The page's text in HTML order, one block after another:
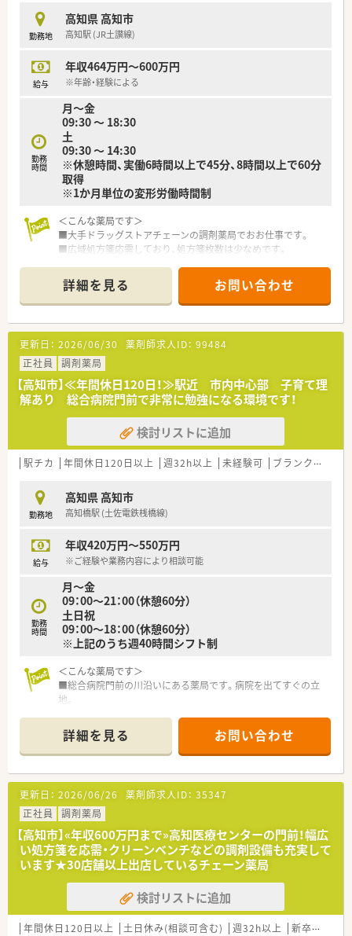
勤務地
高知県 高知市
高知駅 (JR土讃線)
給与
年収464万円～600万円
※年齢・経験による
勤務
時間
月～金
09:30 ～ 18:30
土
09:30 ～ 14:30
※休憩時間、実働6時間以上で45分、8時間以上で60分
取得
※1か月単位の変形労働時間制
＜こんな薬局です＞
■大手ドラッグストアチェーンの調剤薬局でおお仕事です。
■広域処方箋応需しており、処方箋枚数は少なめです。
＜業務内容＞
■調剤・監査・投薬等、薬剤師業務全般をお願いします。
■処方箋枚数は5～10枚/日程度です。
＜研修制度＞
■中途入社の方は、ＯＪＴ研修が基本となりますが、グループ企
業全体の症例・ノウハウ等、ナレッジの共有と蓄積がなされてお
り、興味がある事や疑問点はいつでも情報を引き出せる環境があ
ります。
■キャリアに応じた研修制度も用意されており、管理薬剤師セミ
ナー等の多種多様なセミナー開催やグループ学術発表大会など
学びの機会が多いです。
■長く安心・安定した勤務を確保できる福利厚生が充実していま
す。
■傷病による長期休業または退職後、会社から給与支給がなくな
の際も本人と家族の生活を支えてくれます。
■育児短時間勤務制度は、300名近い方が利用中、お子様が小学
■管理職の方にはストックオプションの権利(決められた価格で
株を購入する権利)が付与されます。
■借上げ社宅制度では、業界では珍しく自分の好きな物件を選ぶ
事ができるので、納得した物件に居住することが可能です。
★北海道・東北で高いシェアを誇る業界トップ企業！北海道を中
心に約1,300店舗以上（内調剤350店舗以上）展開中のドラッグス
トアチェーンです。
グループを含めると2,000店舗以上展開。
業界最大規模な上に、最近では全国展開+アジア進出も果たし、
グローバル企業の仲間入りをしています。
■患者様・現場目線での店舗運営を行っています！
■病院門前･併設型･ドライブスルー型・専門店と患者様ニーズに
応えるべく多様な形態を展開しています。
全店にグループ独自の調剤監査システムを導入しており、調剤機
器なども統一することでどの店舗でも均一化された質の高い医
療を提供できる環境作りをされています。
■大手ならではキャリアパスも充実！
薬局長以降は、「SV⇒調剤部長⇒調剤本部長」といった現場での
キャリアップ以外に、薬事教育部（薬事Gr・教育Gr・システムGr・
薬学実務教育指導Gr）・在宅推進部などといった運営側へのキャ
リアパスも用意されています。
詳細を見る お問い合わせ
更新日： 2026/06/30 薬剤師求人ID： 99484
正社員
調剤薬局
【高知市】≪年間休日120日！≫駅近 市内中心部 子育て理
解あり 総合病院門前で非常に勉強になる環境です！
検討リストに追加
駅チカ 年間休日120日以上 週32h以上 未経験可 ブランク可
勤務地
高知県 高知市
高知橋駅 (土佐電鉄桟橋線)
給与
年収420万円～550万円
※ご経験や業務内容により相談可能
勤務
時間
月～金
09：00～21：00（休憩60分）
土日祝
09：00～18：00（休憩60分）
※上記のうち週40時間シフト制
＜こんな薬局です＞
■総合病院門前の川沿いにある薬局です。病院を出てすぐの立
地。
■薬剤師人数は常時6名体制です。
■男女比率は半々です。長くご勤務されているベテランの社員
さんも複数いらっしゃいますので安心です。
■20代・30代・40代・50代まで幅広い年齢層の方がご勤務されて
います。
＜業務内容＞
■1日あたりの処方箋枚数は平均130～150枚です。
■門前病院は多職種の研修生を受け入れを行っておられるよう
な病院です。
幅広い症例を取り扱いますので大変勉強になります！
■取扱品目は2000品目以上。
■調剤・投薬・監査など外来処方箋の対応とレジ業務など店内業
務全般をご対応頂きます。
■調剤・投薬・監査については日替わりで担当を変えて対応され
詳細を見る お問い合わせ
更新日： 2026/06/26 薬剤師求人ID： 35347
正社員
調剤薬局
【高知市】«年収600万円まで»高知医療センターの門前！幅広
い処方箋を応需・クリーンベンチなどの調剤設備も充実して
います★30店舗以上出店しているチェーン薬局
検討リストに追加
年間休日120日以上 土日休み(相談可含む) 週32h以上 新卒可